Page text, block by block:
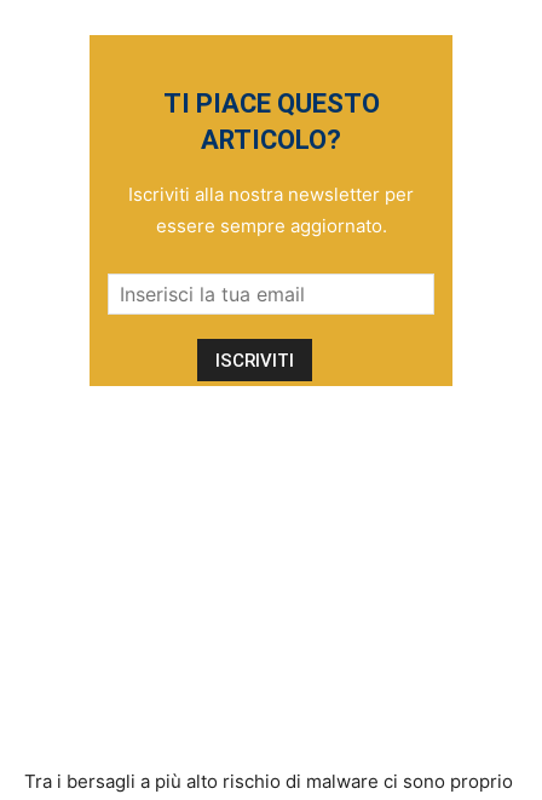
TI PIACE QUESTO
ARTICOLO?
Iscriviti alla nostra newsletter per
essere sempre aggiornato.
Tra i bersagli a più alto rischio di malware ci sono proprio